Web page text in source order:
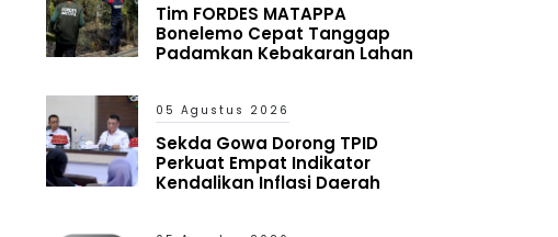
Tim FORDES MATAPPA
Bonelemo Cepat Tanggap
Padamkan Kebakaran Lahan
05 Agustus 2026
Sekda Gowa Dorong TPID
Perkuat Empat Indikator
Kendalikan Inflasi Daerah